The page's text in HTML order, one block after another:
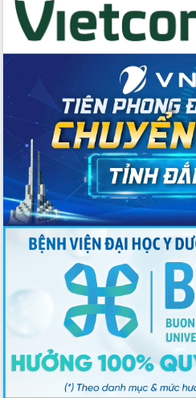
Ngày hội bầu cử đại biểu Quốc hội
khóa XVI và HĐND các cấp nhiệm kỳ
2026-2031
hội và đại biểu HĐND các cấp diễn ra
an toàn, hiệu quả, đúng quy định
Thủ tướng Chính phủ Phạm Minh Chính
kiểm tra, chỉ đạo hoàn thành các dự
án cao tốc và thăm khu tái định cư tại
Đắk Lắk
Sôi nổi Hội đua ngựa truyền thống Gò
Thì Thùng mừng Xuân Bính Ngọ 2026
Lãnh đạo tỉnh dâng hương tưởng niệm
tại Đập Đồng Cam đầu Xuân Bính Ngọ
Ngành nông nghiệp phấn đấu tăng
trưởng đạt 5,86% trong năm 2026
UBND tỉnh Đắk Lắk triển khai công tác
quốc phòng, quân sự địa phương năm
Đắk Lắk tập trung toàn lực khắc phục
tồn tại IUU, sẵn sàng làm việc với
Đoàn thanh tra EC
Chủ tịch UBND tỉnh Tạ Anh Tuấn thăm,